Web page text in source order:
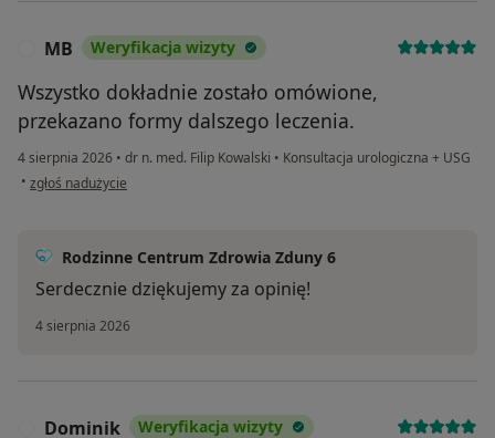
MB Weryfikacja wizyty
Wszystko dokładnie zostało omówione,
przekazano formy dalszego leczenia.
4 sierpnia 2026 • dr n. med. Filip Kowalski • Konsultacja urologiczna + USG
• w opinii użytkownika MB
zgłoś nadużycie
Rodzinne Centrum Zdrowia Zduny 6
Serdecznie dziękujemy za opinię!
4 sierpnia 2026
Dominik Weryfikacja wizyty